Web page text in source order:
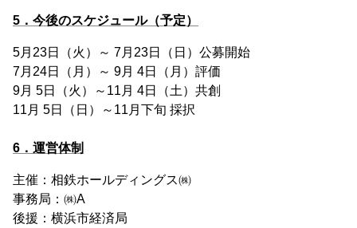
5．今後のスケジュール（予定）
5月23日（火）～ 7月23日（日）公募開始
7月24日（月）～ 9月 4日（月）評価
9月 5日（火）～11月 4日（土）共創
11月 5日（日）～11月下旬 採択
6．運営体制
主催：相鉄ホールディングス㈱
事務局：㈱A
後援：横浜市経済局